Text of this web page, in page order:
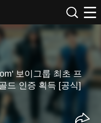
보이그룹 최초 프
드 인증 획득 [공식]